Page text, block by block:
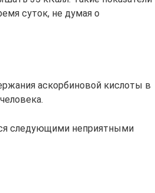
суток, не думая о
аскорбиновой кислоты в
следующими неприятными